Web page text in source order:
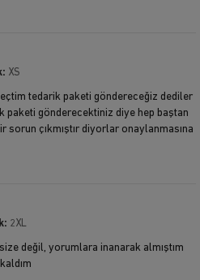
XS
tedarik paketi göndereceğiz dediler
paketi gönderecektiniz diye hep baştan
çıkmıştır diyorlar onaylanmasına
2XL
değil, yorumlara inanarak almıştım